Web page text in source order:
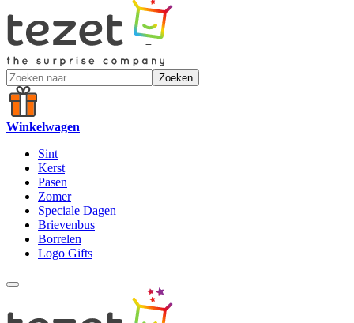
Zoeken
Winkelwagen
Sint
Kerst
Pasen
Zomer
Speciale Dagen
Brievenbus
Borrelen
Logo Gifts